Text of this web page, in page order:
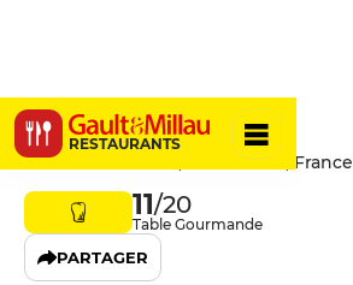
RESTAURANTS
La Gorgée
22 Rue de Fleurus, 75006 Paris, France
11/20
Table Gourmande
PARTAGER